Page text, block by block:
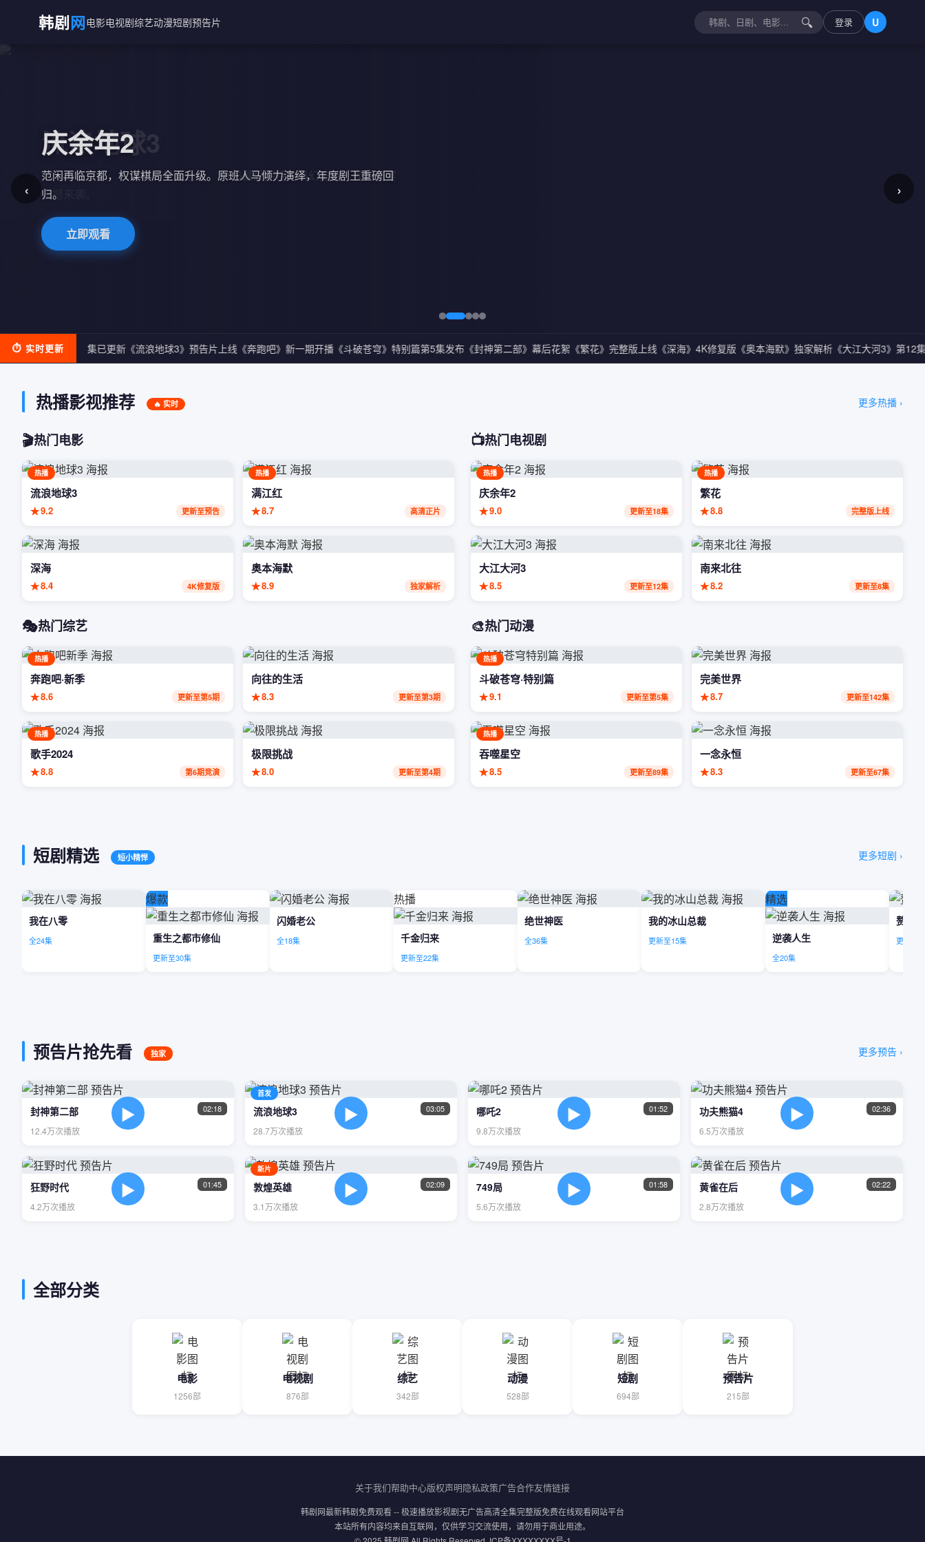
韩剧网电影电视剧综艺动漫短剧预告片 🔍 登录 U
庆余年2
范闲再临京都，权谋棋局全面升级。原班人马倾力演绎，年度剧王重磅回
归。
立即观看
‹ ›
⏱ 实时更新
《庆余年2》第18集已更新《流浪地球3》预告片上线《奔跑吧》新一期开播《斗破苍穹》特别篇第5集发布《封神第二部》幕后花絮《繁花》完整版上线《深海》4K修复版《奥本海默》独家解析《大江大河3》第12集
热播影视推荐 🔥 实时 更多热播 ›
🎬热门电影
热播
流浪地球3
★9.2 更新至预告
热播
满江红
★8.7 高清正片
深海
★8.4 4K修复版
奥本海默
★8.9 独家解析
📺热门电视剧
热播
庆余年2
★9.0 更新至18集
热播
繁花
★8.8 完整版上线
大江大河3
★8.5 更新至12集
南来北往
★8.2 更新至8集
🎭热门综艺
热播
奔跑吧·新季
★8.6 更新至第5期
向往的生活
★8.3 更新至第3期
热播
歌手2024
★8.8 第6期竞演
极限挑战
★8.0 更新至第4期
🎨热门动漫
热播
斗破苍穹·特别篇
★9.1 更新至第5集
完美世界
★8.7 更新至142集
热播
吞噬星空
★8.5 更新至89集
一念永恒
★8.3 更新至67集
短剧精选 短小精悍 更多短剧 ›
我在八零
全24集
爆款
重生之都市修仙
更新至30集
闪婚老公
全18集
热播
千金归来
更新至22集
绝世神医
全36集
我的冰山总裁
更新至15集
精选
逆袭人生
全20集
赘婿
更新至
预告片抢先看 独家 更多预告 ›
▶ 02:18
封神第二部
12.4万次播放
首发
▶ 03:05
流浪地球3
28.7万次播放
▶ 01:52
哪吒2
9.8万次播放
▶ 02:36
功夫熊猫4
6.5万次播放
▶ 01:45
狂野时代
4.2万次播放
新片
▶ 02:09
敦煌英雄
3.1万次播放
▶ 01:58
749局
5.6万次播放
▶ 02:22
黄雀在后
2.8万次播放
全部分类
电影
1256部
电视剧
876部
综艺
342部
动漫
528部
短剧
694部
预告片
215部
关于我们帮助中心版权声明隐私政策广告合作友情链接
韩剧网最新韩剧免费观看 -- 极速播放影视剧无广告高清全集完整版免费在线观看网站平台
本站所有内容均来自互联网，仅供学习交流使用，请勿用于商业用途。